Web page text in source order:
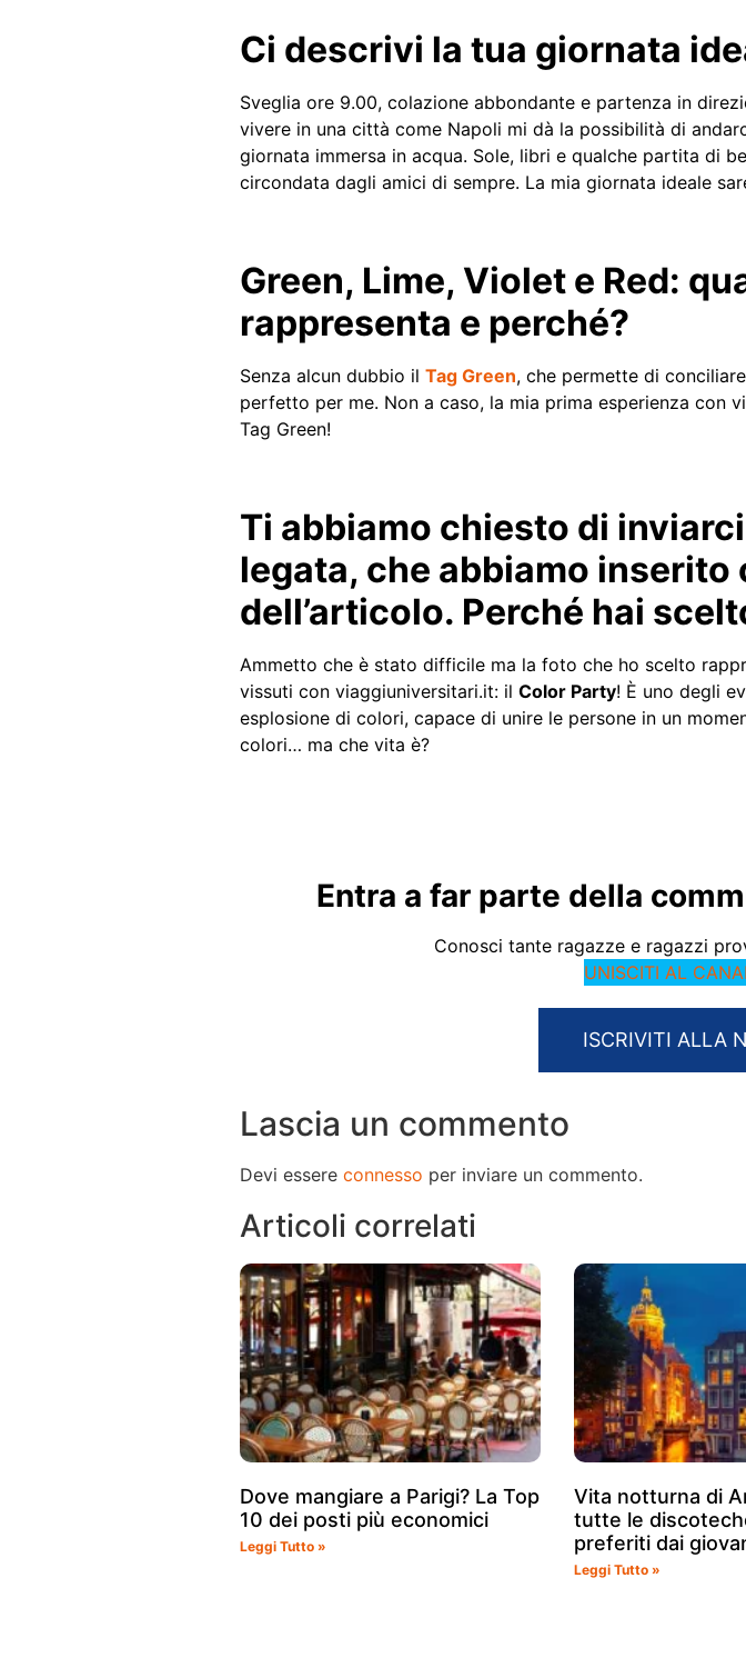
Ci descrivi la tua giornata
Sveglia ore 9.00, colazione abbondante e partenza in
vivere in una città come Napoli mi dà la possibilità di
giornata immersa in acqua. Sole, libri e qualche partita di
circondata dagli amici di sempre. La mia giornata ideale
Green, Lime, Violet e Red:
rappresenta e perché?
Senza alcun dubbio il Tag Green, che permette di
perfetto per me. Non a caso, la mia prima esperienza con
Tag Green!
Ti abbiamo chiesto di
legata, che abbiamo inserito
dell’articolo. Perché hai
Ammetto che è stato difficile ma la foto che ho scelto
vissuti con viaggiuniversitari.it: il Color Party! È uno degli
esplosione di colori, capace di unire le persone in un
colori… ma che vita è?
Entra a far parte della
Conosci tante ragazze e ragazzi
UNISCITI AL
ISCRIVITI ALLA
Lascia un commento
Devi essere connesso per inviare un commento.
Articoli correlati
Dove mangiare a Parigi? La Top
10 dei posti più economici
Leggi Tutto »
Vita notturna di
tutte le
preferiti dai
Leggi Tutto »